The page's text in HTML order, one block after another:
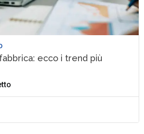
ecco i trend più